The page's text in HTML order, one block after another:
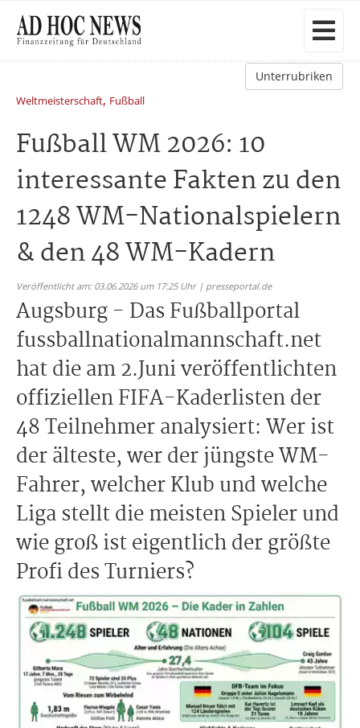
Unterrubriken
Weltmeisterschaft, Fußball
Fußball WM 2026: 10
interessante Fakten zu den
1248 WM-Nationalspielern
& den 48 WM-Kadern
Veröffentlicht am: 03.06.2026 um 17:25 Uhr | presseportal.de
Augsburg - Das Fußballportal
fussballnationalmannschaft.net
hat die am 2.Juni veröffentlichten
offiziellen FIFA-Kaderlisten der
48 Teilnehmer analysiert: Wer ist
der älteste, wer der jüngste WM-
Fahrer, welcher Klub und welche
Liga stellt die meisten Spieler und
wie groß ist eigentlich der größte
Profi des Turniers?